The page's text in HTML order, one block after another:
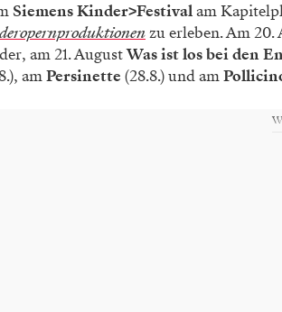
Siemens Kinder>Festivalam
zu erleben. Am 20.
am 21. AugustWas ist los bei den
amPersinette (28.8.) und am